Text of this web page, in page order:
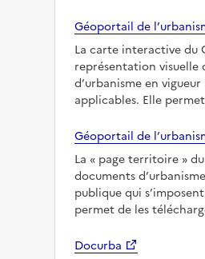
Géoportail de
La carte interactive du
représentation visuelle
d’urbanisme en
applicables. Elle
Géoportail de
La
page territoire
documents
publique qui
permet de les
Docurba